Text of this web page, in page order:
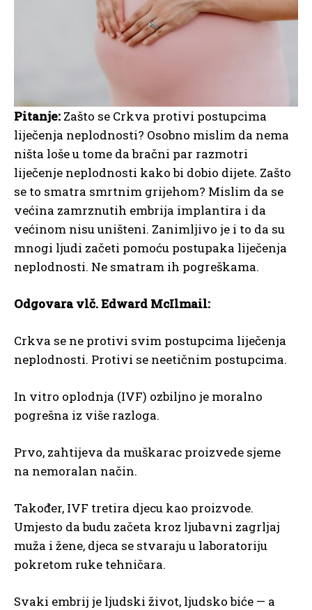
Pitanje: Zašto se Crkva protivi postupcima
liječenja neplodnosti? Osobno mislim da nema
ništa loše u tome da bračni par razmotri
liječenje neplodnosti kako bi dobio dijete. Zašto
se to smatra smrtnim grijehom? Mislim da se
većina zamrznutih embrija implantira i da
većinom nisu uništeni. Zanimljivo je i to da su
mnogi ljudi začeti pomoću postupaka liječenja
neplodnosti. Ne smatram ih pogreškama.
Odgovara vlč. Edward McIlmail:
Crkva se ne protivi svim postupcima liječenja
neplodnosti. Protivi se neetičnim postupcima.
In vitro oplodnja (IVF) ozbiljno je moralno
pogrešna iz više razloga.
Prvo, zahtijeva da muškarac proizvede sjeme
na nemoralan način.
Također, IVF tretira djecu kao proizvode.
Umjesto da budu začeta kroz ljubavni zagrljaj
muža i žene, djeca se stvaraju u laboratoriju
pokretom ruke tehničara.
Svaki embrij je ljudski život, ljudsko biće — a